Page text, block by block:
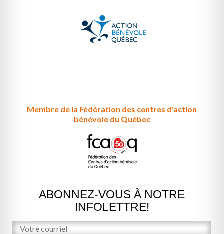
Membre de la Fédération des centres d'action
bénévole du Québec
ABONNEZ-VOUS À NOTRE
INFOLETTRE!